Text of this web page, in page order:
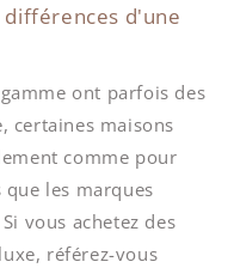
différences d'une
ont parfois des
certaines maisons
comme pour
que les marques
vous achetez des
référez-vous